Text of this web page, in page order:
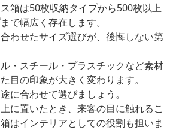
ス箱は50枚収納タイプから500枚以上
で幅広く存在します。
わせたサイズ選びが、後悔しない第
・スチール・プラスチックなど素材
目の印象が大きく変わります。
に合わせて選びましょう。
上に置いたとき、来客の目に触れるこ
はインテリアとしての役割も担いま